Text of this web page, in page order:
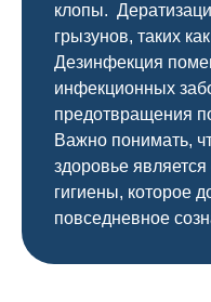
клопы.
грызунов, таких
Дезинфекция
инфекционных
предотвращения
Важно понимать,
здоровье
гигиены, которое
повседневное